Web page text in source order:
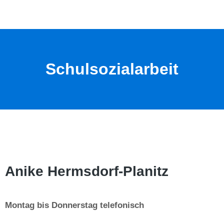
Schulsozialarbeit
Anike Hermsdorf-Planitz
Montag bis Donnerstag telefonisch